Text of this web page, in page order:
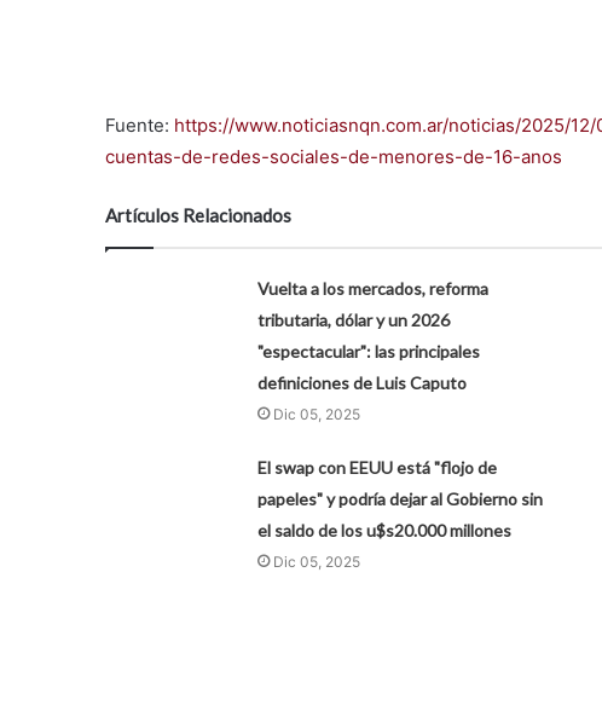
Fuente: https://www.noticiasnqn.com.ar/noticias/2025/
cuentas-de-redes-sociales-de-menores-de-16-anos
Artículos Relacionados
Vuelta a los mercados, reforma
tributaria, dólar y un 2026
"espectacular": las principales
definiciones de Luis Caputo
Dic 05, 2025
El swap con EEUU está "flojo de
papeles" y podría dejar al Gobierno sin
el saldo de los u$s20.000 millones
Dic 05, 2025